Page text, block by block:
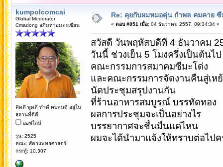
kumpolcomcai
Global Moderator
Cmadong อภิมหาอมตะเซียน
คิดดี พูดดี ทำดี คบคนดี อยู่ใน
สถานที่ดีดี
ออฟไลน์
รุ่น: 2525
คณะ: สัตวแพทยศาสตร์
กระทู้: 10,307
Re: คุยกับผมหมอตุ่น กำพล คมคาย
« ตอบ #851 เมื่อ:04 ธันวาคม 2557, 09:34:34 »
สวัสดี วันพฤหัสบดีที่ 4 ธันวาคม
วันนี้ ช่วงเย็น 5 โมงครึ่งเป็นต้นไป
คณะกรรมการสมาคมซีมะโด่ง
และคณะกรรมการจัดงานคืนสู่เห
นัดประชุมสรุปงานกัน
ที่ร้านอาหารสมบูรณ์ บรรทัดทอง
ผลการประชุมจะเป็นอย่างไร
บรรยากาศจะชื่นมื่นแค่ไหน
ผมจะได้นำมาแจ้งให้ทราบต่อไป